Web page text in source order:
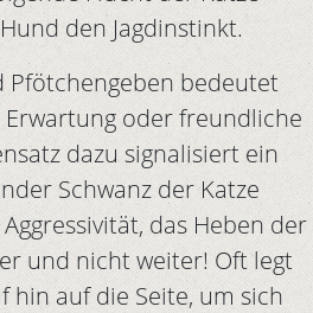
den Jagdinstinkt.
Pfötchengeben bedeutet
oder freundliche
dazu signalisiert ein
Schwanz der Katze
das Heben der
und nicht weiter! Oft legt
hin auf die Seite, um sich